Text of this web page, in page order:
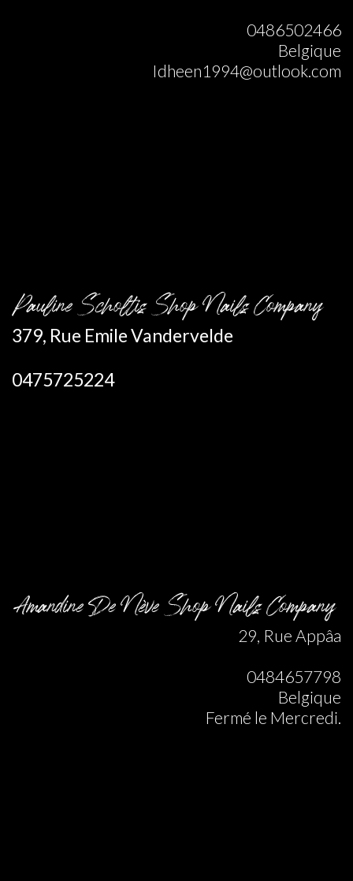
0486502466
Belgique
Idheen1994@outlook.com
Pauline Scholtis Shop Nails Company
379, Rue Emile Vandervelde
0475725224
Amandine De Nève Shop Nails Company
29, Rue Appâa
0484657798
Belgique
Fermé le Mercredi.